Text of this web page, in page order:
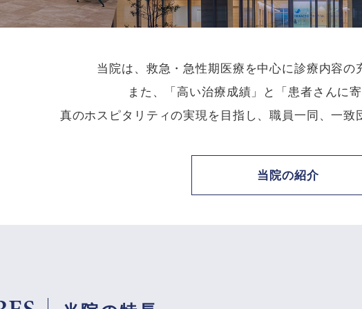
当院は、救急・急性期医療を中心に診療内容の
また、「高い治療成績」と「患者さんに寄
真のホスピタリティの実現を目指し、職員一同、一致
当院の紹介